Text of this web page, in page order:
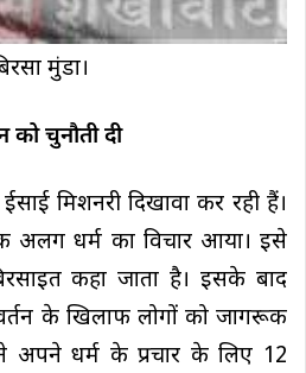
मुंडा।
को चुनौती दी
मिशनरी दिखावा कर रही हैं।
धर्म का विचार आया। इसे
कहा जाता है। इसके बाद
के खिलाफ लोगों को जागरूक
अपने धर्म के प्रचार के लिए 12